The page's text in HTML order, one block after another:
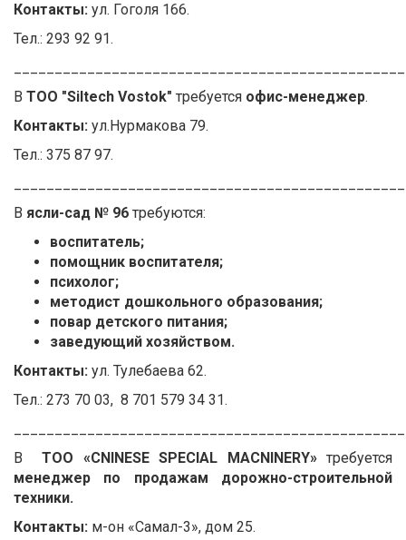
Контакты: ул. Гоголя 166.
Тел.: 293 92 91.
В ТОО "Siltech Vostok" требуется офис-менеджер.
Контакты: ул.Нурмакова 79.
Тел.: 375 87 97.
В ясли-сад № 96 требуются:
воспитатель;
помощник воспитателя;
психолог;
методист дошкольного образования;
повар детского питания;
заведующий хозяйством.
Контакты: ул. Тулебаева 62.
Тел.: 273 70 03, 8 701 579 34 31.
В ТОО «CNINESE SPECIAL MACNINERY»требуется
менеджер по продажам дорожно-строительной
техники.
Контакты: м-он «Самал-3», дом 25.